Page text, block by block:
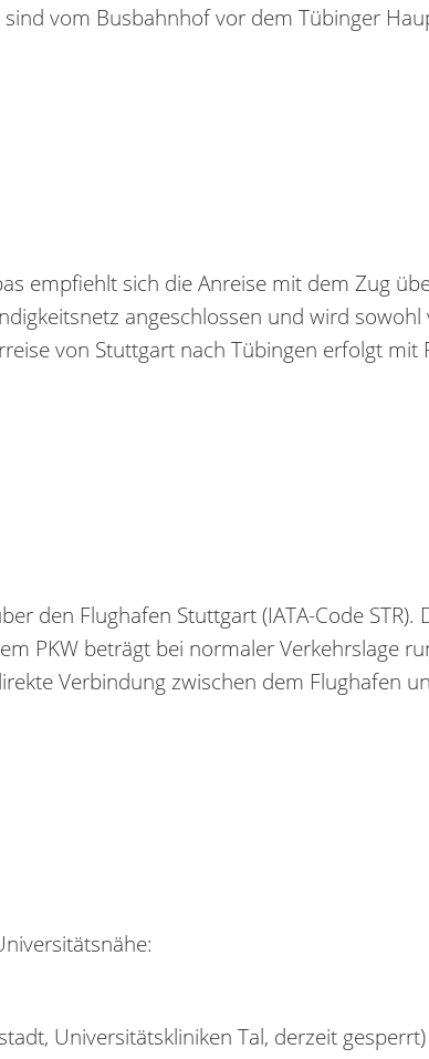
vom Busbahnhof vor dem Tübinger
empfiehlt sich die Anreise mit dem Zug
angeschlossen und wird sowohl
von Stuttgart nach Tübingen erfolgt
den Flughafen Stuttgart (IATA-Code
PKW beträgt bei normaler Verkehrslage
Verbindung zwischen dem Flughafen
Universitätskliniken Tal, derzeit gesperrt)